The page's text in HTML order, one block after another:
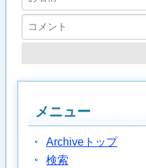
メニュー
Archiveトップ
検索